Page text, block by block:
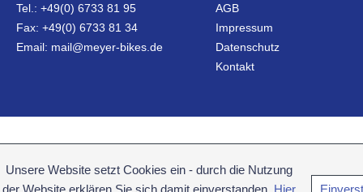
Tel.: +49(0) 6733 81 95
Fax: +49(0) 6733 81 34
Email: mail@meyer-bikes.de
AGB
Impressum
Datenschutz
Kontakt
Unsere Website setzt Cookies ein - durch die Nutzung
der Website erklären Sie sich damit einverstanden. Hier